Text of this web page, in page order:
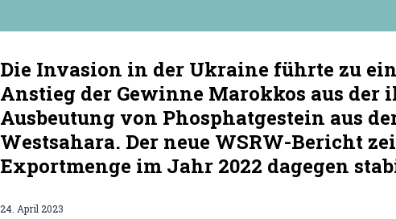
Die Invasion in der Ukraine führte zu
Anstieg der Gewinne Marokkos aus der
Ausbeutung von Phosphatgestein aus
Westsahara. Der neue WSRW-Bericht
Exportmenge im Jahr 2022 dagegen
24. April 2023